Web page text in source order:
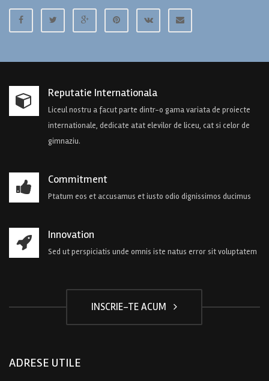
Reputatie Internationala
Liceul nostru a facut parte dintr-o gama variata de proiecte
internationale, dedicate atat elevilor de liceu, cat si celor de
gimnaziu.
Commitment
Ptatum eos et accusamus et iusto odio dignissimos ducimus
Innovation
Sed ut perspiciatis unde omnis iste natus error sit voluptatem
INSCRIE-TE ACUM
ADRESE UTILE